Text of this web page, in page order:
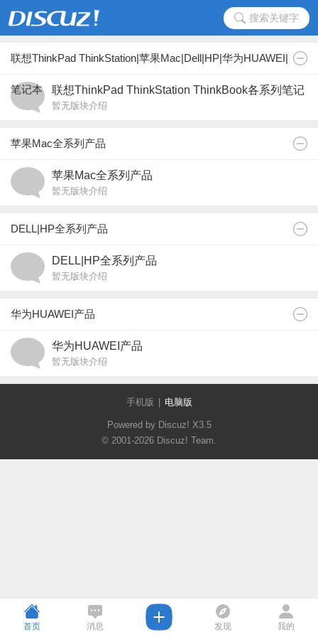
搜索关键字
联想ThinkPad ThinkStation|苹果Mac|Dell|HP|华为HUAWEI|
笔记本
联想ThinkPad ThinkStation ThinkBook各系列笔记
本工作站
暂无版块介绍
苹果Mac全系列产品
苹果Mac全系列产品
暂无版块介绍
DELL|HP全系列产品
DELL|HP全系列产品
暂无版块介绍
华为HUAWEI产品
华为HUAWEI产品
暂无版块介绍
手机版 电脑版
Powered by Discuz! X3.5
© 2001-2026 Discuz! Team.
首页 消息 发现 我的